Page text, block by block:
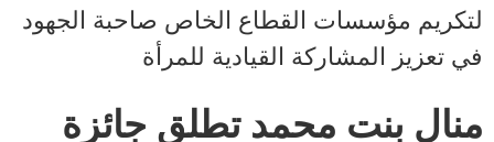
لتكريم مؤسسات القطاع الخاص صاحبة الجهود
في تعزيز المشاركة القيادية للمرأة
منال بنت محمد تطلق جائزة